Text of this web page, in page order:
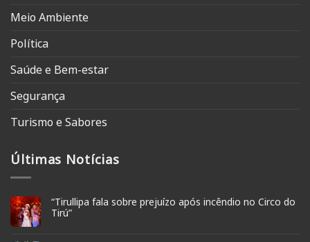
Meio Ambiente
Política
Saúde e Bem-estar
Segurança
Turismo e Sabores
Últimas Notícias
“Tirullipa fala sobre prejuízo após incêndio no Circo do
Tirú”